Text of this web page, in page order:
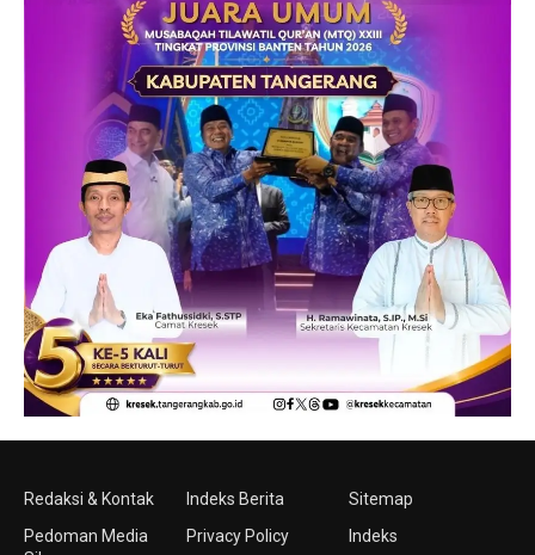
Redaksi & Kontak
Pedoman Media
Indeks Berita
Privacy Policy
Sitemap
Indeks